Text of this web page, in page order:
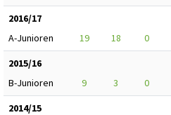
2016/17
A-Junioren
19 18 0
2015/16
B-Junioren
9 3 0
2014/15